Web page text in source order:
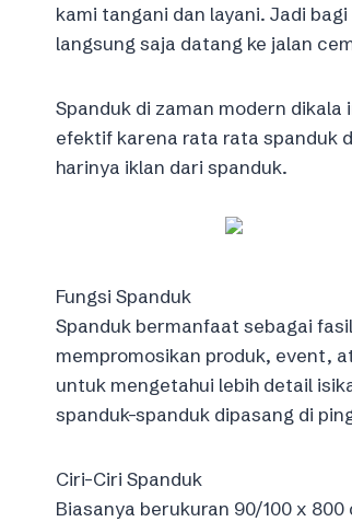
kami tangani dan layani. Jadi
langsung saja datang ke jalan
Spanduk di zaman modern
efektif karena rata rata spanduk
harinya iklan dari spanduk.
Fungsi Spanduk
Spanduk bermanfaat sebagai
mempromosikan produk, event,
untuk mengetahui lebih detail
spanduk-spanduk dipasang di
Ciri-Ciri Spanduk
Biasanya berukuran 90/100 x 800